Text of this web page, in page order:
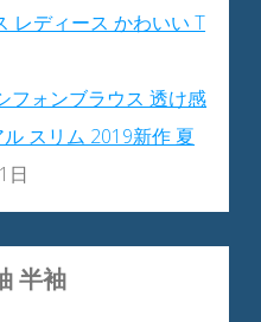
レディース かわいい T
フォンブラウス 透け感
スリム 2019新作 夏
日
半袖